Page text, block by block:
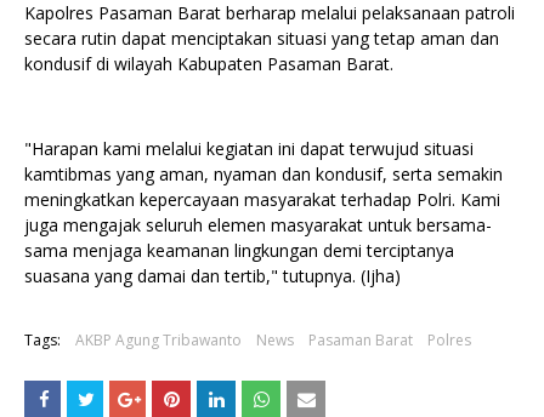
Kapolres Pasaman Barat berharap melalui pelaksanaan patroli
secara rutin dapat menciptakan situasi yang tetap aman dan
kondusif di wilayah Kabupaten Pasaman Barat.
"Harapan kami melalui kegiatan ini dapat terwujud situasi
kamtibmas yang aman, nyaman dan kondusif, serta semakin
meningkatkan kepercayaan masyarakat terhadap Polri. Kami
juga mengajak seluruh elemen masyarakat untuk bersama-
sama menjaga keamanan lingkungan demi terciptanya
suasana yang damai dan tertib," tutupnya. (Ijha)
Tags: AKBP Agung Tribawanto News Pasaman Barat Polres